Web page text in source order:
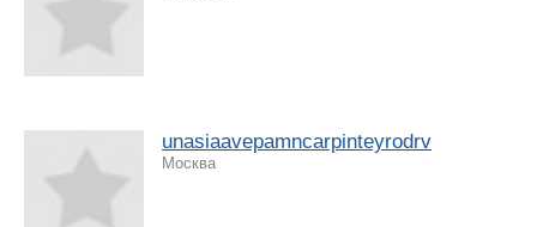
unasiaavepamncarpinteyrodrv
Москва